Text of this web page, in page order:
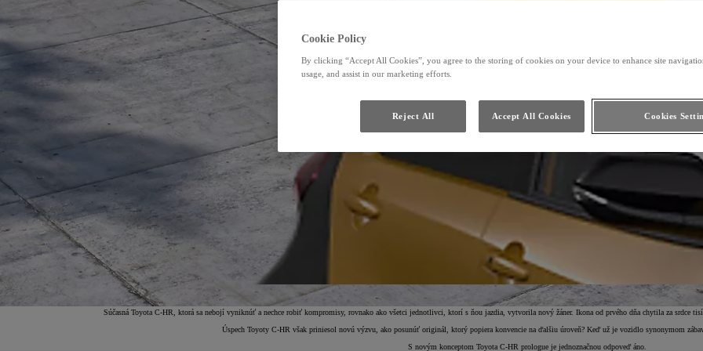
Súčasná Toyota C-HR, ktorá sa nebojí vyniknúť a nechce robiť kompromisy, rovnako ako všetci jednotlivci, ktorí s ňou jazdia, vytvorila nový žáner. Ikona od prvého dňa chytila za srdce
Úspech Toyoty C-HR však priniesol novú výzvu, ako posunúť originál, ktorý popiera konvencie na ďalšiu úroveň? Keď už je vozidlo synonymom
S novým konceptom Toyota C-HR prologue je jednoznačnou odpoveď áno.
Cookie Policy
By clicking “Accept All Cookies”, you agree to the storing of cookies on your device to enhance site
usage, and assist in our marketing efforts.
Cookies
Reject All Accept All Cookies